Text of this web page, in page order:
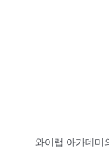
와이랩 아카데미